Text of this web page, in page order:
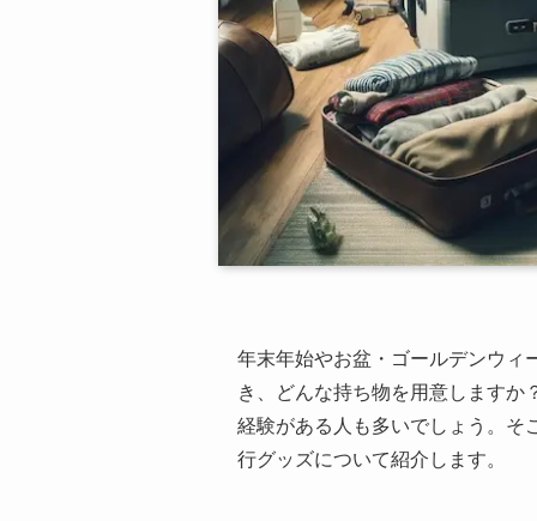
年末年始やお盆・ゴールデンウィ
き、どんな持ち物を用意します
経験がある人も多いでしょう。そ
行グッズについて紹介します。